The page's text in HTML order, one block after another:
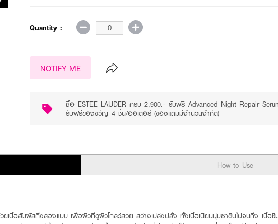
Quantity :
NOTIFY ME
ซื้อ ESTEE LAUDER ครบ 2,900.- รับฟรี Advanced Night Repair
รับฟรีของขวัญ 4 ชิ้น/ออเดอร์ (ของแถมมีจำนวนจำกัด)
How to Use
นื้อสัมผัสถึงสองแบบ เพื่อผิวที่ดูผิวโกลว์สวย สว่างเปล่งปลั่ง ทั้งเนื้อเนียนนุ่มซาตินไปจนถึง เนื้อชิ